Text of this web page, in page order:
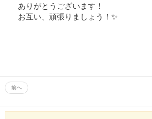
ありがとうございます！
お互い、頑張りましょう！✨
前へ